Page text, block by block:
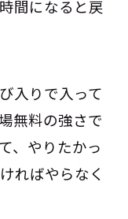
間になると戻
入りで入って
無料の強さで
、やりたかっ
ればやらなく